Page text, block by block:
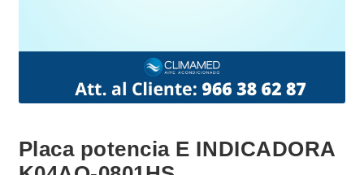
Placa potencia E INDICADORA